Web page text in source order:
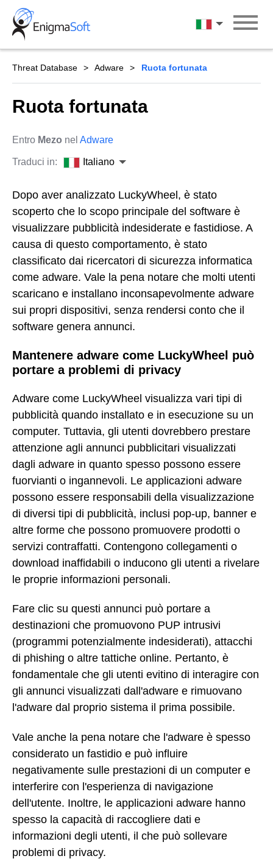
Skip
content
Italiano
Threat Database Adware Ruota fortunata
Ruota fortunata
Entro Mezo nel Adware
Traduci in: Italiano
Dopo aver analizzato LuckyWheel, è stato
scoperto che lo scopo principale del software è
visualizzare pubblicità indesiderate e fastidiose. A
causa di questo comportamento, è stato
classificato dai ricercatori di sicurezza informatica
come adware. Vale la pena notare che molti utenti
scaricano e installano inconsapevolmente adware
sui propri dispositivi, senza rendersi conto che il
software genera annunci.
Mantenere adware come LuckyWheel può
portare a problemi di privacy
Adware come LuckyWheel visualizza vari tipi di
pubblicità quando installato e in esecuzione su un
computer. Tuttavia, gli utenti dovrebbero prestare
attenzione agli annunci pubblicitari visualizzati
dagli adware in quanto spesso possono essere
fuorvianti o ingannevoli. Le applicazioni adware
possono essere responsabili della visualizzazione
di diversi tipi di pubblicità, inclusi pop-up, banner e
altre forme che possono promuovere prodotti o
servizi contraffatti. Contengono collegamenti o
download inaffidabili o inducono gli utenti a rivelare
le proprie informazioni personali.
Fare clic su questi annunci può portare a
destinazioni che promuovono PUP intrusivi
(programmi potenzialmente indesiderati), attacchi
di phishing o altre tattiche online. Pertanto, è
fondamentale che gli utenti evitino di interagire con
gli annunci visualizzati dall'adware e rimuovano
l'adware dal proprio sistema il prima possibile.
Vale anche la pena notare che l'adware è spesso
considerato un fastidio e può influire
negativamente sulle prestazioni di un computer e
interferire con l'esperienza di navigazione
dell'utente. Inoltre, le applicazioni adware hanno
spesso la capacità di raccogliere dati e
informazioni degli utenti, il che può sollevare
problemi di privacy.